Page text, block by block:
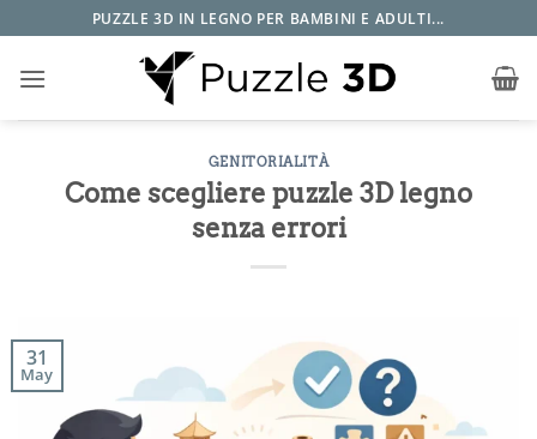
ai
contenuti
PUZZLE 3D IN LEGNO PER BAMBINI E ADULTI...
GENITORIALITÀ
Come scegliere puzzle 3D legno
senza errori
31
May